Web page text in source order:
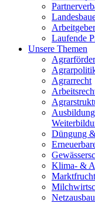
Laufende
Unsere Themen
Agrarrecht
Düngung
Klima- &